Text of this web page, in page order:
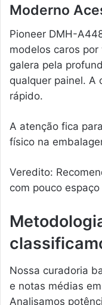
Moderno
Pioneer DMH-
modelos caros
galera pela
qualquer painel. A
rápido.
A atenção fica
físico na
Veredito:
com pouco
Nossa curadoria
e notas médias
Analisamos